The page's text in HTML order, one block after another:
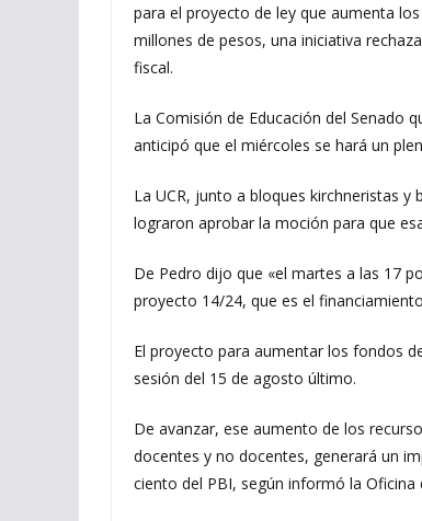
para el proyecto de ley que aumenta
millones de pesos, una iniciativa
fiscal.
La Comisión de Educación del Senado
anticipó que el miércoles se hará un
La UCR, junto a bloques kirchneristas
lograron aprobar la moción para que
De Pedro dijo que «el martes a las 17
proyecto 14/24, que es el
El proyecto para aumentar los fondos
sesión del 15 de agosto último.
De avanzar, ese aumento de los
docentes y no docentes, generará un
ciento del PBI, según informó la Oficina